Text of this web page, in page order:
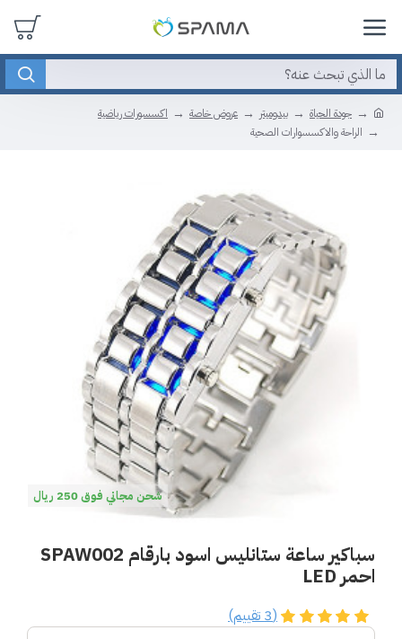
جودة الحياة بيدوميتر عروض خاصة
اكسسورات رياضية
الراحة والاكسسوارات الصحية
شحن مجاني فوق 250 ريال
سباكير ساعة ستانليس اسود بارقام SPAW002
احمر LED
(3 تقييم)